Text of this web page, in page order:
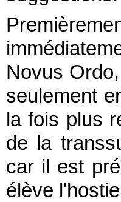
Novus
seulement
la fois plus
de la
car il est
élève